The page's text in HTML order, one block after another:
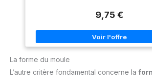
garanti sans pfoa, sans plomb,
france par tefal, n degrès1
mondialdes articles culinaires
source : Euromonitor
and garden 2019, valeur de la
données 2018 Fabriqué en
pouvez déposer votre plat au congélateur,
résistant aux rayures - Dimensions :
Contenance : 1.7 L
9,75 €
La forme du moule
L’autre critère fondamental concerne la